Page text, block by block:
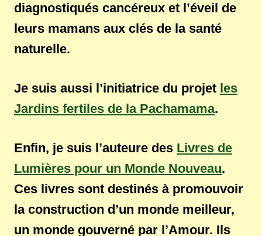
diagnostiqués cancéreux et l’éveil de
leurs mamans aux clés de la santé
naturelle.
Je suis aussi l’initiatrice du projet les
Jardins fertiles de la Pachamama.
Enfin, je suis l’auteure des Livres de
Lumières pour un Monde Nouveau.
Ces livres sont destinés à promouvoir
la construction d’un monde meilleur,
un monde gouverné par l’Amour. Ils